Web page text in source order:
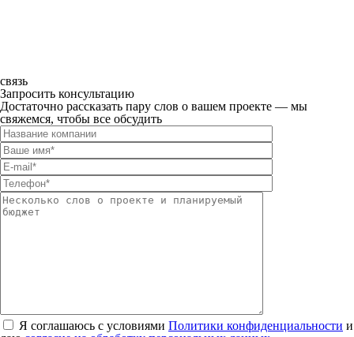
связь
Запросить консультацию
Достаточно рассказать пару слов о вашем проекте — мы
свяжемся, чтобы все обсудить
Я соглашаюсь с условиями Политики конфиденциальности и